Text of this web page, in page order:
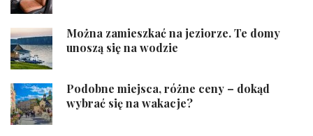
Można zamieszkać na jeziorze. Te domy
unoszą się na wodzie
Podobne miejsca, różne ceny – dokąd
wybrać się na wakacje?